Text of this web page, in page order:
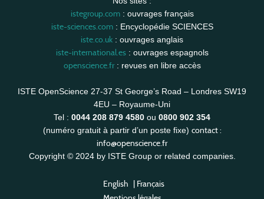
istegroup.com: ouvrages français
iste-sciences.com: Encyclopédie SCIENCES
iste.co.uk : ouvrages anglais
iste-international.es: ouvrages espagnols
openscience.fr: revues en libre accès
ISTE OpenScience 27-37 St George’s Road – Londres SW19
4EU – Royaume-Uni
Tel : 0044 208 879 4580 ou 0800 902 354
(numéro gratuit à partir d’un poste fixe) contact :
info@openscience.fr
Copyright © 2024 by ISTE Group or related companies.
English | Français